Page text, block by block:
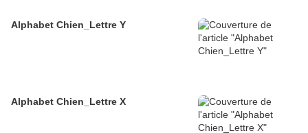
Alphabet Chien_Lettre Y
Alphabet Chien_Lettre X